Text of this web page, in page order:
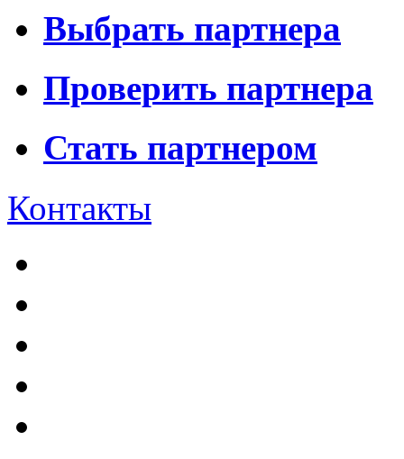
Выбрать партнера
Проверить партнера
Стать партнером
Контакты